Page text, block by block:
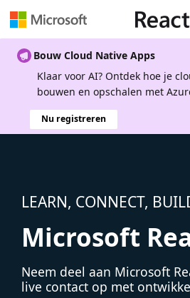
Bouw Cloud Native Apps
Klaar voor AI? Ontdek hoe je
bouwen en opschalen met
Nu registreren
LEARN, CONNECT,
Microsoft
Neem deel aan Microsoft
live contact op met